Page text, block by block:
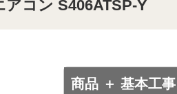
コン S406ATSP-Y
商品 ＋ 基本工事